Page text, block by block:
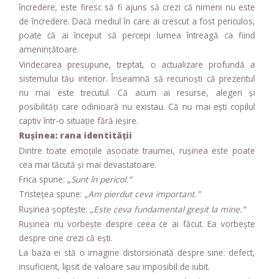
încredere, este firesc să fi ajuns să crezi că nimeni nu este
de încredere. Dacă mediul în care ai crescut a fost periculos,
poate că ai început să percepi lumea întreagă ca fiind
amenințătoare.
Vindecarea presupune, treptat, o actualizare profundă a
sistemului tău interior. Înseamnă să recunoști că prezentul
nu mai este trecutul. Că acum ai resurse, alegeri și
posibilități care odinioară nu existau. Că nu mai ești copilul
captiv într-o situație fără ieșire.
Rușinea: rana identității
Dintre toate emoțiile asociate traumei, rușinea este poate
cea mai tăcută și mai devastatoare.
Frica spune: „Sunt în pericol.”
Tristețea spune: „Am pierdut ceva important.”
Rușinea șoptește: „Este ceva fundamental greșit la mine.”
Rușinea nu vorbește despre ceea ce ai făcut. Ea vorbește
despre cine crezi că ești.
La baza ei stă o imagine distorsionată despre sine: defect,
insuficient, lipsit de valoare sau imposibil de iubit.